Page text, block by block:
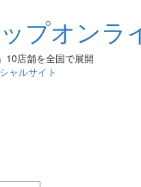
10店舗を全国で展開
ャルサイト